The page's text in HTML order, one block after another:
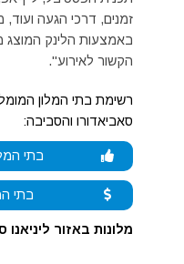
זמנים, דרכי הגעה
באמצעות הלינק
הקשור לאירוע".
רשימת בתי המלון
סאביאדורו והסביבה:
בתי
בתי
מלונות באזור ליניאנו